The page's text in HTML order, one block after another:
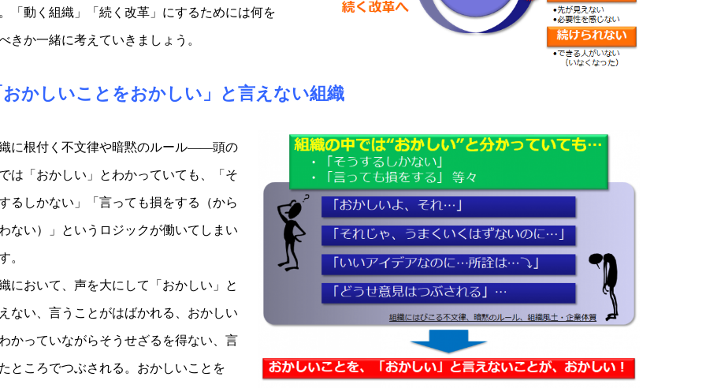
「動く組織」「続く改革」にするためには何を
きか一緒に考えていきましょう。
おかしいことをおかしい」と言えない組織
に根付く不文律や暗黙のルール――頭の
は「おかしい」とわかっていても、「そ
るしかない」「言っても損をする（から
ない）」というロジックが働いてしまい
。
において、声を大にして「おかしい」と
ない、言うことがはばかれる、おかしい
かっていながらそうせざるを得ない、言
ところでつぶされる。おかしいことを